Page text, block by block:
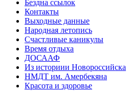
Бездна ссылок
Контакты
Выходные данные
Народная летопись
Счастливые каникулы
Время отдыха
ДОСААФ
Из историии Новороссийска
НМДТ им. Амербекяна
Красота и здоровье